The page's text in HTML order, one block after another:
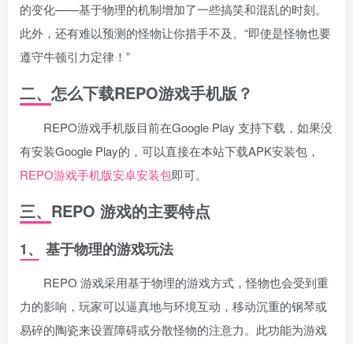
的变化——基于物理的机制增加了一些搞笑和混乱的时刻。
此外，还有难以预测的怪物让你措手不及。“即使是怪物也要
遵守牛顿引力定律！”
二、怎么下载REPO游戏手机版？
REPO游戏手机版目前在Google Play 支持下载，如果没
有安装Google Play的，可以直接在本站下载APK安装包，
REPO游戏手机版安卓安装包即可。
三、 REPO 游戏的主要特点
1、 基于物理的游戏玩法
REPO 游戏采用基于物理的游戏方式，怪物也会受到重
力的影响，玩家可以逼真地与环境互动，移动沉重的钢琴或
易碎的陶瓷来设置障碍或分散怪物的注意力。此功能为游戏